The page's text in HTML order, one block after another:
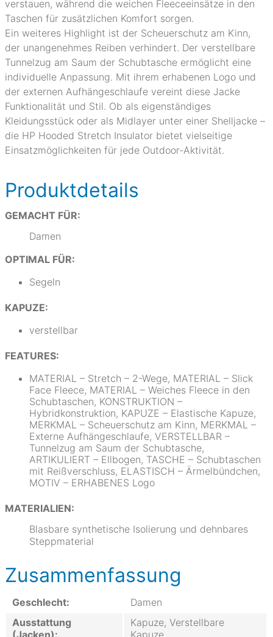
verstauen, während die weichen Fleeceeinsätze in den
Taschen für zusätzlichen Komfort sorgen.
Ein weiteres Highlight ist der Scheuerschutz am Kinn,
der unangenehmes Reiben verhindert. Der verstellbare
Tunnelzug am Saum der Schubtasche ermöglicht eine
individuelle Anpassung. Mit ihrem erhabenen Logo und
der externen Aufhängeschlaufe vereint diese Jacke
Funktionalität und Stil. Ob als eigenständiges
Kleidungsstück oder als Midlayer unter einer Shelljacke –
die HP Hooded Stretch Insulator bietet vielseitige
Einsatzmöglichkeiten für jede Outdoor-Aktivität.
Produktdetails
GEMACHT FÜR:
Damen
OPTIMAL FÜR:
Segeln
KAPUZE:
verstellbar
FEATURES:
MATERIAL – Stretch – 2-Wege, MATERIAL – Slick
Face Fleece, MATERIAL – Weiches Fleece in den
Schubtaschen, KONSTRUKTION –
Hybridkonstruktion, KAPUZE – Elastische Kapuze,
MERKMAL – Scheuerschutz am Kinn, MERKMAL –
Externe Aufhängeschlaufe, VERSTELLBAR –
Tunnelzug am Saum der Schubtasche,
ARTIKULIERT – Ellbogen, TASCHE – Schubtaschen
mit Reißverschluss, ELASTISCH – Ärmelbündchen,
MOTIV – ERHABENES Logo
MATERIALIEN:
Blasbare synthetische Isolierung und dehnbares
Steppmaterial
Zusammenfassung
Geschlecht:
Damen
Ausstattung
(Jacken):
Kapuze, Verstellbare
Kapuze